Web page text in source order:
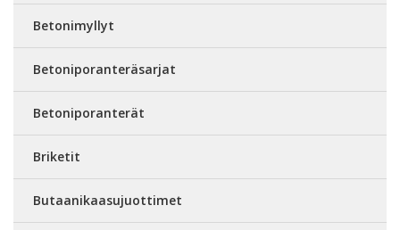
Betonimyllyt
Betoniporanteräsarjat
Betoniporanterät
Briketit
Butaanikaasujuottimet